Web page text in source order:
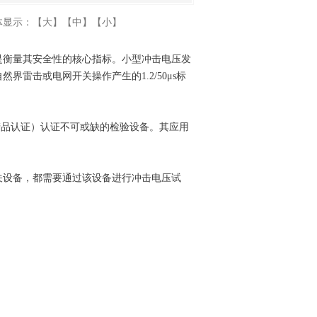
示： 【大】 【中】 【小】
量其安全性的核心指标。小型冲击电压发
界雷击或电网开关操作产生的1.2/50μs标
认证）认证不可或缺的检验设备。其应用
备，都需要通过该设备进行冲击电压试